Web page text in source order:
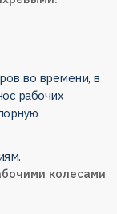
во времени, в
рабочих
колесами